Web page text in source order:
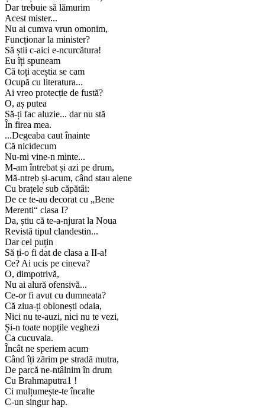
Dar trebuie să lămurim
Acest mister...
Nu ai cumva vrun omonim,
Funcționar la minister?
Să știi c-aici e-ncurcătura!
Eu îți spuneam
Că toți aceștia se cam
Ocupă cu literatura...
Ai vreo protecție de fustă?
O, aș putea
Să-ți fac aluzie... dar nu stă
În firea mea.
...Degeaba caut înainte
Că nicidecum
Nu-mi vine-n minte...
M-am întrebat și azi pe drum,
Mă-ntreb și-acum, când stau alene
Cu brațele sub căpătâi:
De ce te-au decorat cu „Bene
Merenti“ clasa I?
Da, știu că te-a-njurat la Noua
Revistă tipul clandestin...
Dar cel puțin
Să ți-o fi dat de clasa a II-a!
Ce? Ai ucis pe cineva?
O, dimpotrivă,
Nu ai alură ofensivă...
Ce-or fi avut cu dumneata?
Că ziua-ți oblonești odaia,
Nici nu te-auzi, nici nu te vezi,
Și-n toate nopțile veghezi
Ca cucuvaia.
Încât ne speriem acum
Când îți zărim pe stradă mutra,
De parcă ne-ntâlnim în drum
Cu Brahmaputra1 !
Ci mulțumește-te încalte
C-un singur hap.